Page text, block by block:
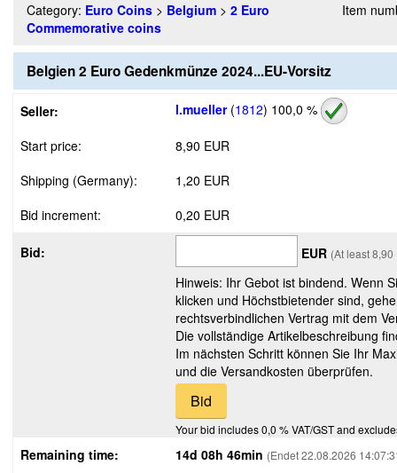
Category: Euro Coins > Belgium > 2 Euro
Commemorative coins
Item
Belgien 2 Euro Gedenkmünze 2024...EU-Vorsitz
Seller: l.mueller(1812) 100,0 %
Start price:
8,90 EUR
Shipping (Germany):
1,20 EUR
Bid increment:
0,20 EUR
Bid: EUR (At least 8,90
Hinweis: Ihr Gebot ist bindend. Wenn
klicken und Höchstbietender sind,
rechtsverbindlichen Vertrag mit dem
Die vollständige Artikelbeschreibung
Im nächsten Schritt können Sie Ihr
und die Versandkosten überprüfen.
Your bid includes 0,0 % VAT/GST and
Remaining time: 14d 08h 46min (Endet 22.08.2026